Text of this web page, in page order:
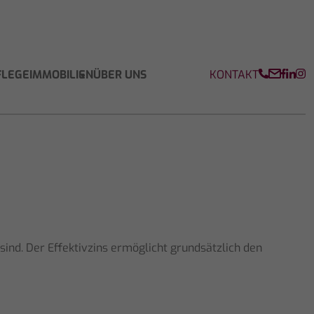
ÜBER UNS KONTAKT
Der Effektivzins ermöglicht grundsätzlich den